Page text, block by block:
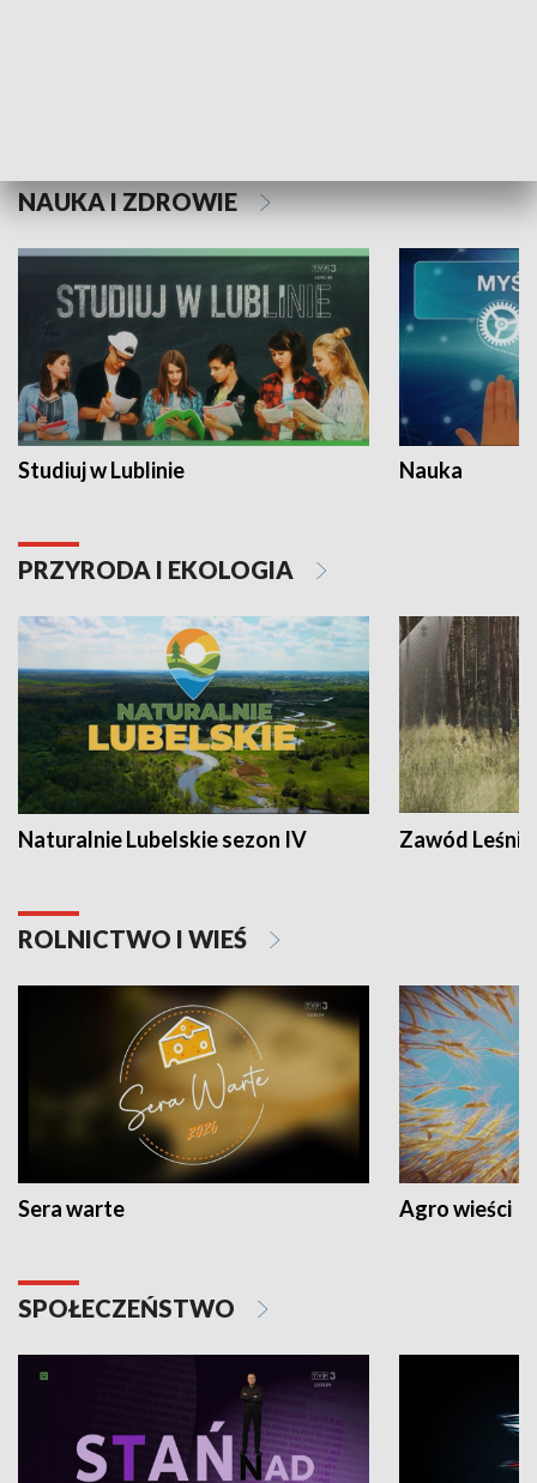
NAUKA I ZDROWIE
Studiuj w Lublinie Nauka
PRZYRODA I EKOLOGIA
Naturalnie Lubelskie sezon IV Zawód Leśnik
ROLNICTWO I WIEŚ
Sera warte Agro wieści
SPOŁECZEŃSTWO